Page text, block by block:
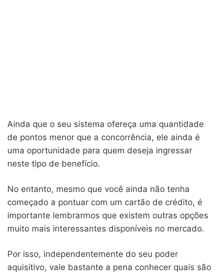
Ainda que o seu sistema ofereça uma quantidade
de pontos menor que a concorrência, ele ainda é
uma oportunidade para quem deseja ingressar
neste tipo de benefício.
No entanto, mesmo que você ainda não tenha
começado a pontuar com um cartão de crédito, é
importante lembrarmos que existem outras opções
muito mais interessantes disponíveis no mercado.
Por isso, independentemente do seu poder
aquisitivo, vale bastante a pena conhecer quais são